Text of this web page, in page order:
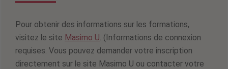
Pour obtenir des informations sur les formations,
visitez le site Masimo U . (Informations de connexion
requises. Vous pouvez demander votre inscription
directement sur le site Masimo U ou contacter votre